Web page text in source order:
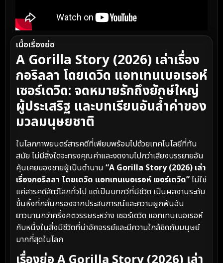
เนื้อเรื่องย่อ
A Gorilla Story (2026) เล่าเรื่อง
กอริลลา โดยเดวิด แอทเทนเบอเรอห์
เซอร์เดวิด: จดหมายรักถึงยักษ์ใหญ่
ผู้ประเสริฐ และบทเรียนอันล้ำค่าของ
มวลมนุษยชาติ
ในโลกภาพยนตร์สารคดีที่เพียบพร้อมไปด้วยเทคโนโลยีที่ทัน
สมัย ไม่มีสิ่งใดจะทรงคุณค่าและงดงามไปกว่าเสียงบรรยายอัน
คุ้นเคยของชายผู้เป็นตำนาน “A Gorilla Story (2026) เล่า
เรื่องกอริลลา โดยเดวิด แอทเทนเบอเรอห์ เซอร์เดวิด”ไม่ใช่
แค่สารคดีสัตว์โลกทั่วไป แต่เป็นบทกวีที่มีชีวิต เป็นผลงานระดับ
ขึ้นหิ้งที่กลั่นกรองจากประสบการณ์และความผูกพันอัน
ยาวนานกว่าครึ่งศตวรรษระหว่าง เซอร์เดวิด แอทเทนเบอเรอห์
กับหนึ่งในสิ่งมีชีวิตที่น่าอัศจรรย์และมีความใกล้ชิดกับมนุษย์
มากที่สุดในโลก